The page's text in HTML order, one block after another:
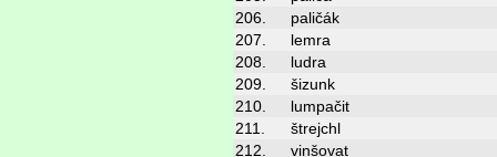
206.
paličák
207.
lemra
208.
ludra
209.
šizunk
210.
lumpačit
211.
štrejchl
212.
vinšovat